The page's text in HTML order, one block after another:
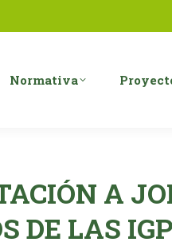
Normativa
A
DE LAS